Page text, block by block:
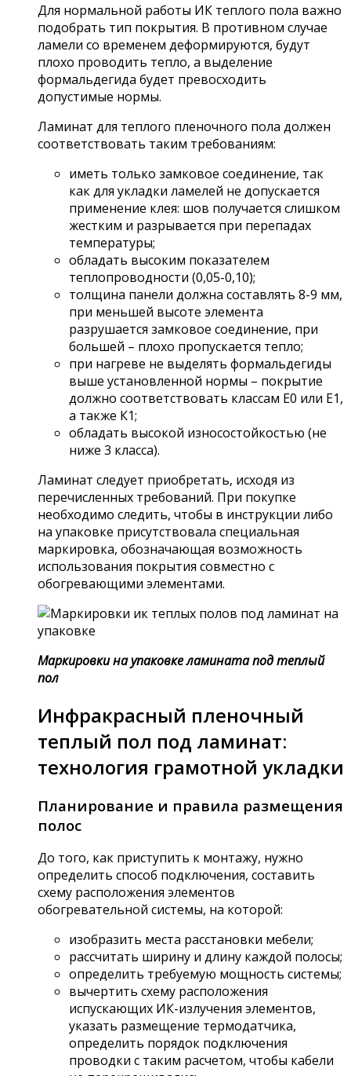
Для нормальной работы ИК теплого пола важно
подобрать тип покрытия. В противном случае
ламели со временем деформируются, будут
плохо проводить тепло, а выделение
формальдегида будет превосходить
допустимые нормы.
Ламинат для теплого пленочного пола должен
соответствовать таким требованиям:
иметь только замковое соединение, так
как для укладки ламелей не допускается
применение клея: шов получается слишком
жестким и разрывается при перепадах
температуры;
обладать высоким показателем
теплопроводности (0,05-0,10);
толщина панели должна составлять 8-9 мм,
при меньшей высоте элемента
разрушается замковое соединение, при
большей – плохо пропускается тепло;
при нагреве не выделять формальдегиды
выше установленной нормы – покрытие
должно соответствовать классам Е0 или Е1,
а также К1;
обладать высокой износостойкостью (не
ниже 3 класса).
Ламинат следует приобретать, исходя из
перечисленных требований. При покупке
необходимо следить, чтобы в инструкции либо
на упаковке присутствовала специальная
маркировка, обозначающая возможность
использования покрытия совместно с
обогревающими элементами.
Маркировки на упаковке ламината под теплый
пол
Инфракрасный пленочный
теплый пол под ламинат:
технология грамотной укладки
Планирование и правила размещения
полос
До того, как приступить к монтажу, нужно
определить способ подключения, составить
схему расположения элементов
обогревательной системы, на которой:
изобразить места расстановки мебели;
рассчитать ширину и длину каждой полосы;
определить требуемую мощность системы;
вычертить схему расположения
испускающих ИК-излучения элементов,
указать размещение термодатчика,
определить порядок подключения
проводки с таким расчетом, чтобы кабели